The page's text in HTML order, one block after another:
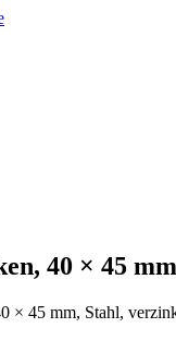
40 × 45
× 45 mm, Stahl,